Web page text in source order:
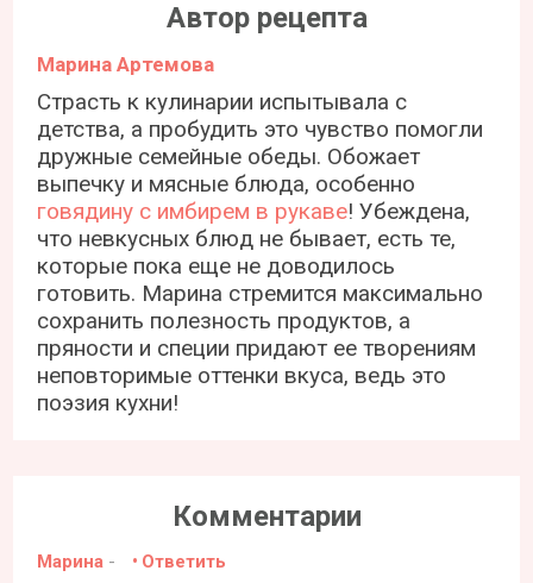
Автор рецепта
Марина Артемова
Страсть к кулинарии испытывала с
детства, а пробудить это чувство помогли
дружные семейные обеды. Обожает
выпечку и мясные блюда, особенно
говядину с имбирем в рукаве! Убеждена,
что невкусных блюд не бывает, есть те,
которые пока еще не доводилось
готовить. Марина стремится максимально
сохранить полезность продуктов, а
пряности и специи придают ее творениям
неповторимые оттенки вкуса, ведь это
поэзия кухни!
Комментарии
Марина - Ответить